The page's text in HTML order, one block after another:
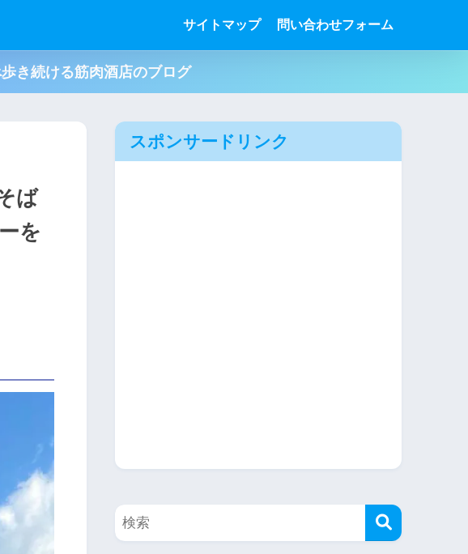
サイトマップ 問い合わせフォーム
き続ける筋肉酒店のブログ
ば
を
スポンサードリンク